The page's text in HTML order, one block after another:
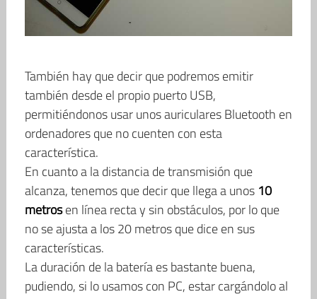
También hay que decir que podremos emitir
también desde el propio puerto USB,
permitiéndonos usar unos auriculares Bluetooth en
ordenadores que no cuenten con esta
característica.
En cuanto a la distancia de transmisión que
alcanza, tenemos que decir que llega a unos 10
metrosen línea recta y sin obstáculos, por lo que
no se ajusta a los 20 metros que dice en sus
características.
La duración de la batería es bastante buena,
pudiendo, si lo usamos con PC, estar cargándolo al